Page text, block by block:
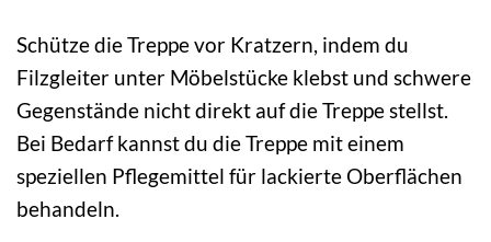
Schütze die Treppe vor Kratzern, indem du
Filzgleiter unter Möbelstücke klebst und schwere
Gegenstände nicht direkt auf die Treppe stellst.
Bei Bedarf kannst du die Treppe mit einem
speziellen Pflegemittel für lackierte Oberflächen
behandeln.